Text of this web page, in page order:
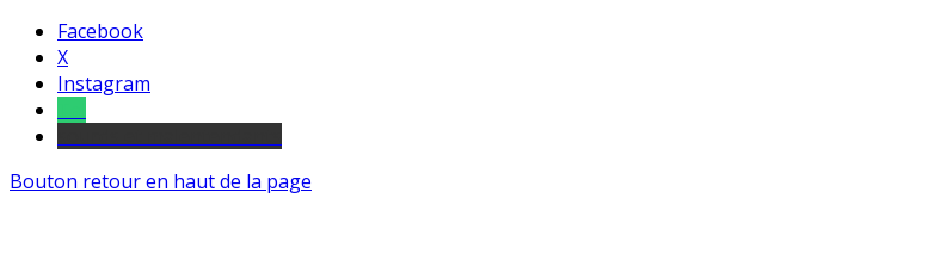
Facebook
X
Instagram
Bouton retour en haut de la page